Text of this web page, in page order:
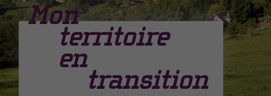
Mon
territoire
en
transition